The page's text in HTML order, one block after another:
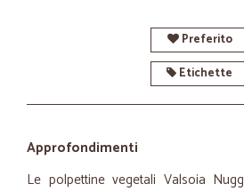
Preferito
Etichette
Approfondimenti
Le polpettine vegetali Valsoia